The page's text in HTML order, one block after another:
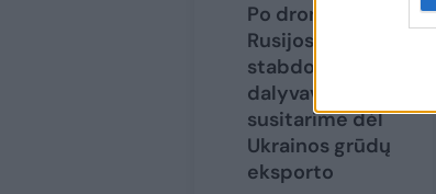
Po dronų atakų –
Rusijos šantažas:
stabdo
dalyvavimą
susitarime dėl
Ukrainos grūdų
eksporto